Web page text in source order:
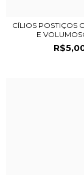
CÍLIOS POSTIÇOS
E